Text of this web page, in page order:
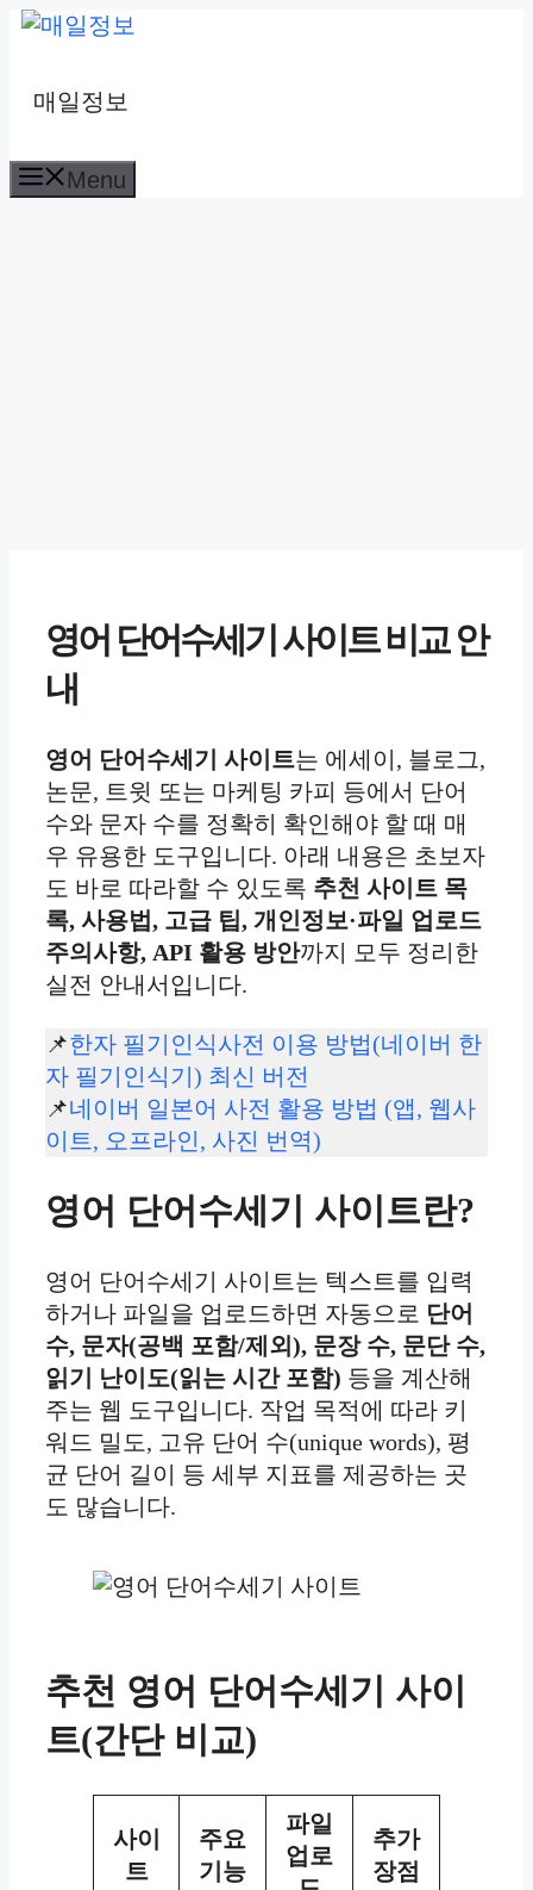
컨
너
매일정보
Menu
영어 단어수세기 사이트 비교 안
내
영어 단어수세기 사이트는 에세이, 블로그,
논문, 트윗 또는 마케팅 카피 등에서 단어
수와 문자 수를 정확히 확인해야 할 때 매
우 유용한 도구입니다. 아래 내용은 초보자
도 바로 따라할 수 있도록 추천 사이트 목
록, 사용법, 고급 팁, 개인정보·파일 업로드
주의사항, API 활용 방안까지 모두 정리한
실전 안내서입니다.
📌한자 필기인식사전 이용 방법(네이버 한
자 필기인식기) 최신 버전
📌네이버 일본어 사전 활용 방법 (앱, 웹사
이트, 오프라인, 사진 번역)
영어 단어수세기 사이트란?
영어 단어수세기 사이트는 텍스트를 입력
하거나 파일을 업로드하면 자동으로 단어
수, 문자(공백 포함/제외), 문장 수, 문단 수,
읽기 난이도(읽는 시간 포함) 등을 계산해
주는 웹 도구입니다. 작업 목적에 따라 키
워드 밀도, 고유 단어 수(unique words), 평
균 단어 길이 등 세부 지표를 제공하는 곳
도 많습니다.
추천 영어 단어수세기 사이
트(간단 비교)
사이
트
주요
기능
파일
업로
추가
장점